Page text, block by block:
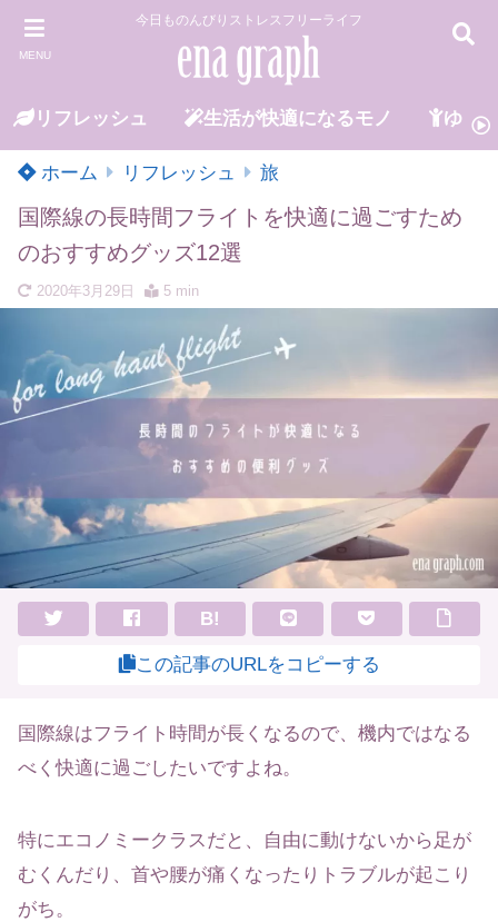
MENU
今日ものんびりストレスフリーライフ
リフレッシュ 生活が快適になるモノ ゆる
ホーム リフレッシュ 旅
国際線の長時間フライトを快適に過ごすため
のおすすめグッズ12選
2020年3月29日 5 min
B!
この記事のURLをコピーする
国際線はフライト時間が長くなるので、機内ではなる
べく快適に過ごしたいですよね。
特にエコノミークラスだと、自由に動けないから足が
むくんだり、首や腰が痛くなったりトラブルが起こり
がち。